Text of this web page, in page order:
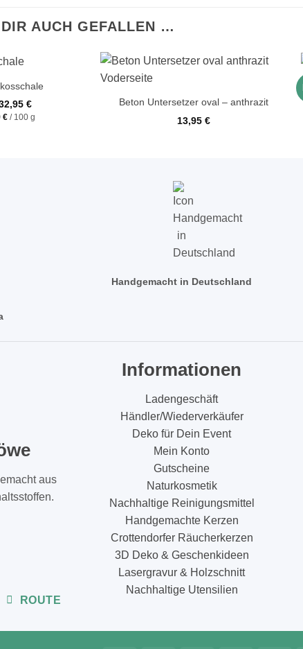
AUCH GEFALLEN …
€
€/ 100 g
+
Beton Untersetzer oval – anthrazit
13,95 €
Handgemacht in Deutschland
aus
ROUTE
Informationen
Ladengeschäft
Händler/Wiederverkäufer
Deko für Dein Event
Mein Konto
Gutscheine
Naturkosmetik
Nachhaltige Reinigungsmittel
Handgemachte Kerzen
Crottendorfer Räucherkerzen
3D Deko & Geschenkideen
Lasergravur & Holzschnitt
Nachhaltige Utensilien